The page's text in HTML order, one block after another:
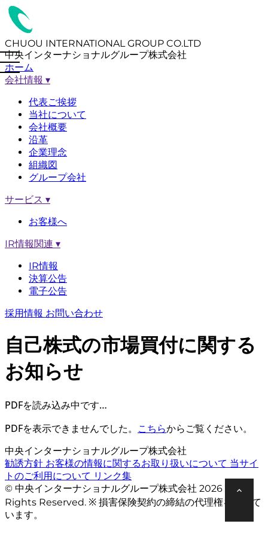
CHUOU INTERNATIONAL GROUP CO.LTD
中央インターナショナルグループ株式会社
ホーム
会社情報 ▾
代表ご挨拶
当社について
会社概要
沿革
企業理念
組織図
グループ会社
サービス ▾
お客様へ
IR情報関連 ▾
IR情報
決算公告
電子公告
採用情報 お問い合わせ
自己株式の市場買付に関する
お知らせ
PDFを読み込み中です…
PDFを表示できませんでした。 こちらからご覧ください。
中央インターナショナルグループ株式会社
勧誘方針 お客様の情報に関するお取り扱いについて 当サイ
トのご利用について リンク集
© 中央インターナショナルグループ株式会社 2026 All
Rights Reserved. ※ 損害保険契約の締結の代理権を有して
います。